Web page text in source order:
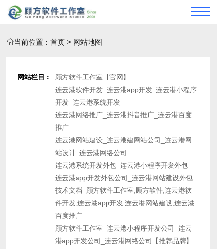
当前位置：首页 > 网站地图
网站栏目：
顾方软件工作室【官网】
连云港软件开发_连云港app开发_连云港小程序
开发_连云港系统开发
连云港网络推广_连云港抖音推广_连云港百度
推广
连云港网站建设_连云港建网站公司_连云港网
站设计_连云港网络公司
连云港系统开发外包_连云港小程序开发外包_
连云港app开发外包公司_连云港网站建设外包
技术文档_顾方软件工作室,顾方软件,连云港软
件开发,连云港app开发,连云港网站建设,连云港
百度推广
顾方软件工作室_连云港小程序开发公司_连云
港app开发公司_连云港网络公司【推荐品牌】